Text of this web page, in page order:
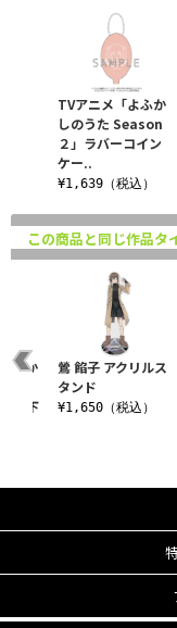
TVアニメ「よふか
しのうた Season
２」ラバーコイン
ケー..
¥1,639（税込）
この商品と同じ作品タ
ふか
き下
鶯 餡子 アクリルス
タンド
¥1,650（税込）